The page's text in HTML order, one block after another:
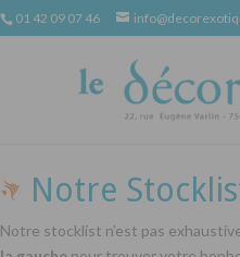
01 42 09 07 46
Notre
Notre stocklist n’est pas